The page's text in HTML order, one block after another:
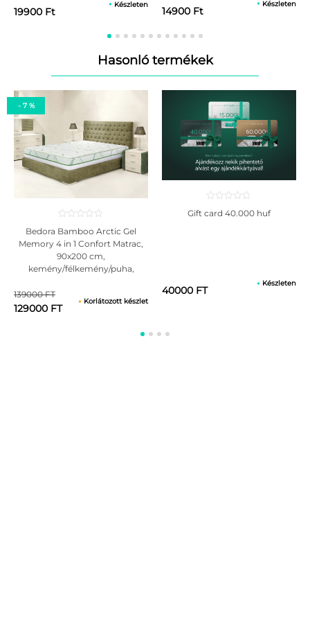
Javasolt a matrac megfordítása (fejrész cseréje a lábrésszel) 3
havonta.
Fehér, puha ronggyal tisztítható.
Ajánlott a matracvédő használata, amely védi a huzat anyagát és
amelyet könnyen tisztíthat.
19900 Ft
Készleten
14900 Ft
Készleten
Hasonló termékek
- 7 %
Bedora Bamboo Arctic Gel
Memory 4 in 1 Confort Matrac,
90x200 cm,
kemény/félkemény/puha,
antiallergén huzattal
139000 FT
129000 FT
Korlátozott készlet
Gift card 40.000 huf
40000 FT
Készleten